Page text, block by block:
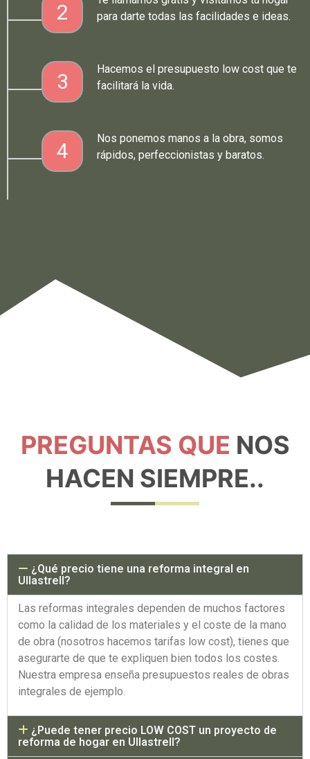
2
para darte todas las facilidades e ideas.
3
Hacemos el presupuesto low cost que te
facilitará la vida.
4
Nos ponemos manos a la obra, somos
rápidos, perfeccionistas y baratos.
PREGUNTAS QUE NOS
HACEN SIEMPRE..
¿Qué precio tiene una reforma integral en
Ullastrell?
Las reformas integrales dependen de muchos factores
como la calidad de los materiales y el coste de la mano
de obra (nosotros hacemos tarifas low cost), tienes que
asegurarte de que te expliquen bien todos los costes.
Nuestra empresa enseña presupuestos reales de obras
integrales de ejemplo.
¿Puede tener precio LOW COST un proyecto de
reforma de hogar en Ullastrell?